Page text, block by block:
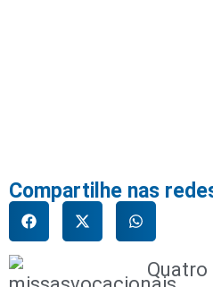
Compartilhe nas
Quatro